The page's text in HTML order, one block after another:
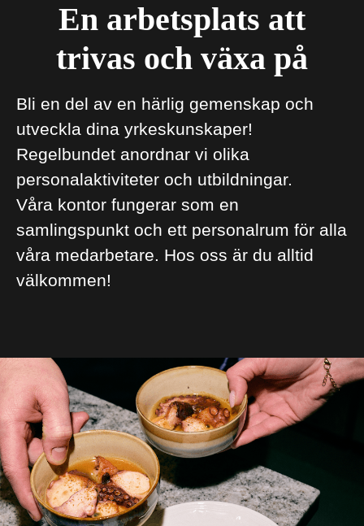
En arbetsplats att
trivas och växa på
Bli en del av en härlig gemenskap och
utveckla dina yrkeskunskaper!
Regelbundet anordnar vi olika
personalaktiviteter och utbildningar.
Våra kontor fungerar som en
samlingspunkt och ett personalrum för alla
våra medarbetare. Hos oss är du alltid
välkommen!